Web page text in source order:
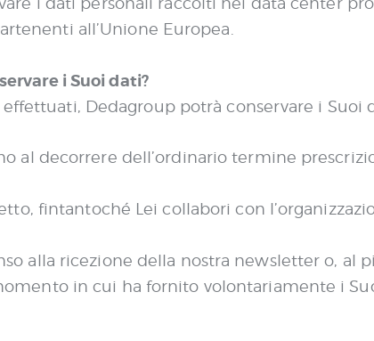
all’Unione Europea.
i Suoi dati?
Dedagroup potrà conservare i Suoi
al decorrere dell’ordinario termine
fintantoché Lei collabori con
alla ricezione della nostra newsletter o, al
in cui ha fornito volontariamente i